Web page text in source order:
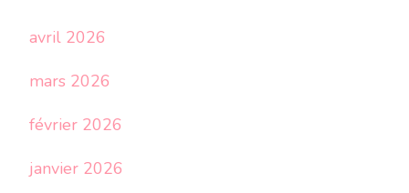
avril 2026
mars 2026
février 2026
janvier 2026